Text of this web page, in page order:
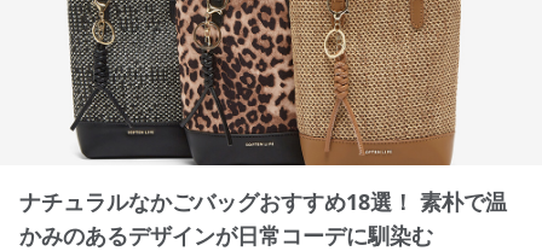
ナチュラルなかごバッグおすすめ18選！ 素朴で温
かみのあるデザインが日常コーデに馴染む